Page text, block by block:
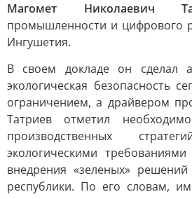
Магомет Николаевич
промышленности и цифрового
Ингушетия.
В своем докладе он сделал
экологическая безопасность
ограничением, а драйвером
Татриев отметил
производственных
экологическими
внедрения «зеленых»
республики. По его словам,